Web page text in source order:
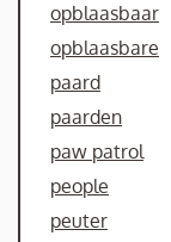
opblaasbaar
opblaasbare
paard
paarden
paw patrol
people
peuter